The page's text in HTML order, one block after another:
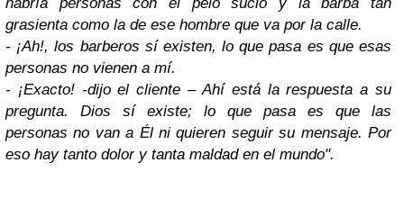
grasienta como la de ese hombre que va por la calle.
- ¡Ah!, los barberos sí existen, lo que pasa es que esas
personas no vienen a mí.
- ¡Exacto! -dijo el cliente – Ahí está la respuesta a su
pregunta. Dios sí existe; lo que pasa es que las
personas no van a Él ni quieren seguir su mensaje. Por
eso hay tanto dolor y tanta maldad en el mundo".